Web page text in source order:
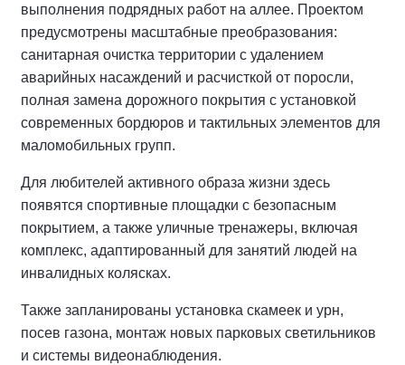
выполнения подрядных работ на аллее. Проектом
предусмотрены масштабные преобразования:
санитарная очистка территории с удалением
аварийных насаждений и расчисткой от поросли,
полная замена дорожного покрытия с установкой
современных бордюров и тактильных элементов для
маломобильных групп.
Для любителей активного образа жизни здесь
появятся спортивные площадки с безопасным
покрытием, а также уличные тренажеры, включая
комплекс, адаптированный для занятий людей на
инвалидных колясках.
Также запланированы установка скамеек и урн,
посев газона, монтаж новых парковых светильников
и системы видеонаблюдения.